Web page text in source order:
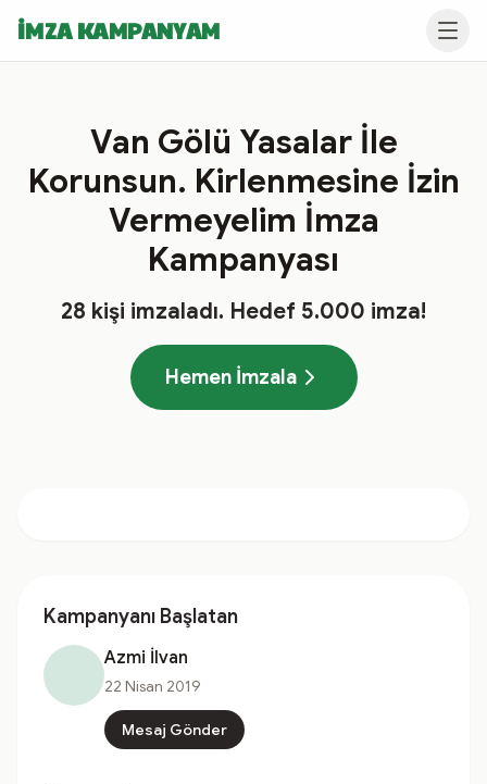
İMZA KAMPANYAM
Van Gölü Yasalar İle
Korunsun. Kirlenmesine İzin
Vermeyelim İmza
Kampanyası
28 kişi imzaladı. Hedef 5.000 imza!
Hemen İmzala
Kampanyanı Başlatan
Azmi İlvan
22 Nisan 2019
Mesaj Gönder